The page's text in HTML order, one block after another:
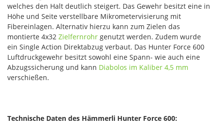
welches den Halt deutlich steigert. Das Gewehr besitzt eine in
Höhe und Seite verstellbare Mikrometervisierung mit
Fibereinlagen. Alternativ hierzu kann zum Zielen das
montierte 4x32 Zielfernrohr genutzt werden. Zudem wurde
ein Single Action Direktabzug verbaut. Das Hunter Force 600
Luftdruckgewehr besitzt sowohl eine Spann- wie auch eine
Abzugssicherung und kann Diabolos im Kaliber 4,5 mm
verschießen.
Technische Daten des Hämmerli Hunter Force 600: